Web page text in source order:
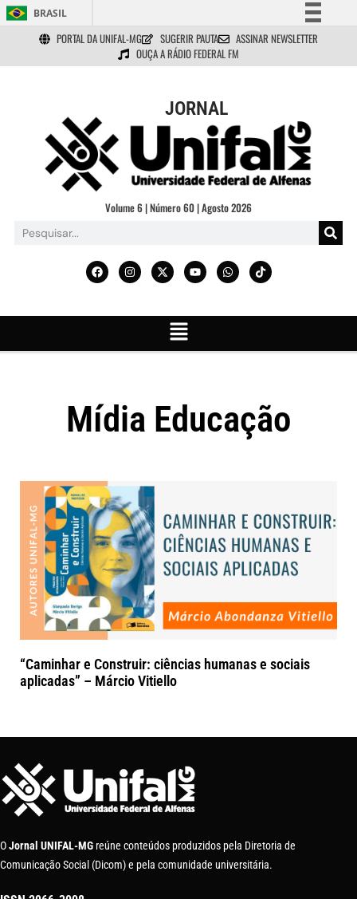
BRASIL
Simplifique!
Comunica BR
Acesso à informação
Legislação
Canais
PORTAL DA UNIFAL-MG SUGERIR PAUTA
ASSINAR NEWSLETTER
OUÇA A RÁDIO FEDERAL FM
JORNAL
Volume 6 | Número 60 | Agosto 2026
Mídia Educação
“Caminhar e Construir: ciências humanas e sociais
aplicadas” – Márcio Vitiello
OJornal UNIFAL-MG reúne conteúdos produzidos pela Diretoria de
Comunicação Social (Dicom) e pela comunidade universitária.